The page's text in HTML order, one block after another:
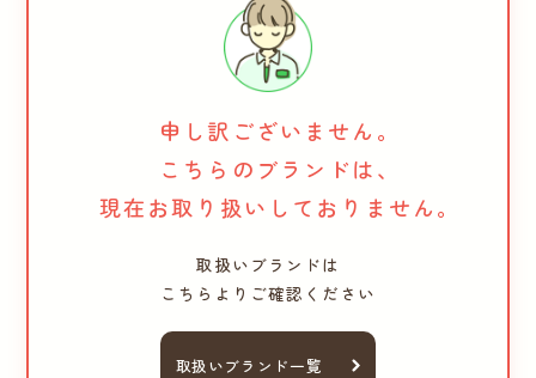
申し訳ございません。
こちらのブランドは、
現在お取り扱いしておりません。
取扱いブランドは
こちらよりご確認ください
取扱いブランド一覧